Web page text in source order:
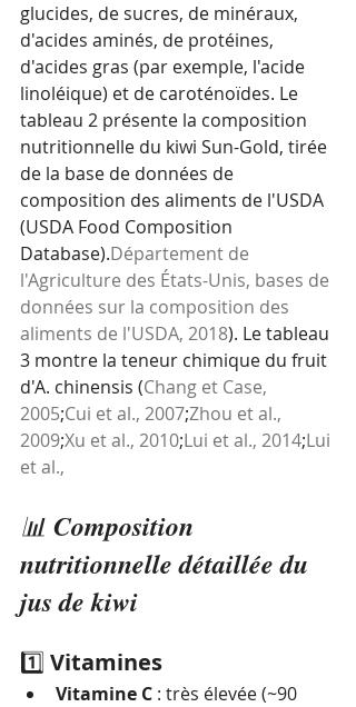
glucides, de sucres, de minéraux,
d'acides aminés, de protéines,
d'acides gras (par exemple, l'acide
linoléique) et de caroténoïdes. Le
tableau 2 présente la composition
nutritionnelle du kiwi Sun-Gold, tirée
de la base de données de
composition des aliments de l'USDA
(USDA Food Composition
Database).Département de
l'Agriculture des États-Unis, bases de
données sur la composition des
aliments de l'USDA, 2018). Le tableau
3 montre la teneur chimique du fruit
d'A. chinensis (Chang et Case,
2005;Cui et al., 2007;Zhou et al.,
2009;Xu et al., 2010;Lui et al., 2014;Lui
et al.,
📊 Composition
nutritionnelle détaillée du
jus de kiwi
1️⃣ Vitamines
Vitamine C : très élevée (~90